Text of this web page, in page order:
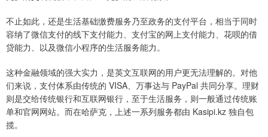
不止如此，还是生活基础缴费服务乃至政务的支付平台，相当于同时
容纳了微信支付的线下支付能力、支付宝的网上支付能力、花呗的借
贷能力、以及微信小程序的生活服务能力。
这种金融领域的强大实力，是英文互联网的用户更无法理解的。对他
们来说，支付体系由传统的 VISA、万事达与 PayPal 共同分享。理财
则是交给传统银行和互联网银行，至于生活服务，则一般通过传统账
单和官网网站。而在哈萨克，上述一系列服务都由 Kasipi.kz 独自包
揽。